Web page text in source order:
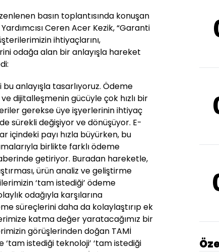
basın toplantısında konuşan
Ceren Acer Kezik, “Garanti
ihtiyaçlarını,
odağa alan bir anlayışla hareket
anlayışla tasarlıyoruz. Ödeme
dijitalleşmenin gücüyle çok hızlı bir
gerekse üye işyerlerinin ihtiyaç
sürekli değişiyor ve dönüşüyor. E-
payı hızla büyürken, bu
birlikte farklı ödeme
getiriyor. Buradan hareketle,
ürün analiz ve geliştirme
‘tam istediği’ ödeme
odağıyla karşılarına
süreçlerini daha da kolaylaştırıp ek
katma değer yaratacağımız bir
görüşlerinden doğan TAMİ
istediği teknoloji’ ‘tam istediği